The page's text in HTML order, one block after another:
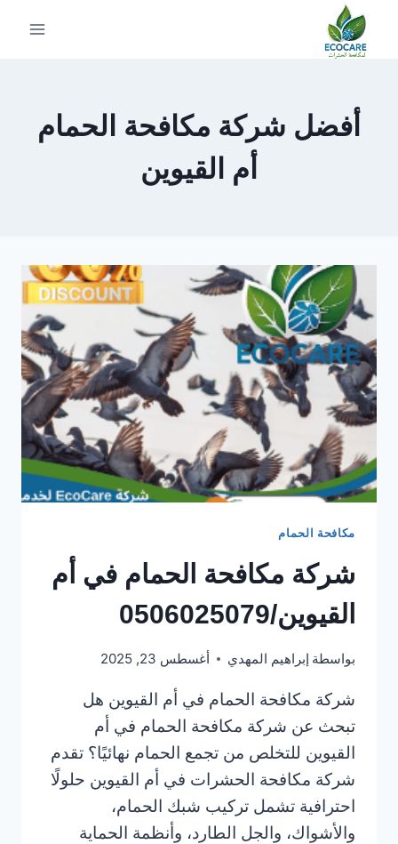
التجاوز
أفضل شركة مكافحة الحمام
أم القيوين
مكافحة الحمام
شركة مكافحة الحمام في أم
القيوين/0506025079
بواسطة إبراهيم المهدي أغسطس 23, 2025
شركة مكافحة الحمام في أم القيوين هل
تبحث عن شركة مكافحة الحمام في أم
القيوين للتخلص من تجمع الحمام نهائيًا؟ تقدم
شركة مكافحة الحشرات في أم القيوين حلولًا
احترافية تشمل تركيب شبك الحمام،
والأشواك، والجل الطارد، وأنظمة الحماية